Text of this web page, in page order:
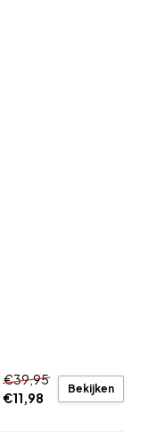
€39,95
€11,98
Bekijken